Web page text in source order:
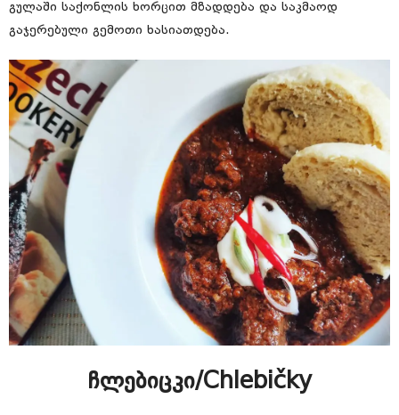
გულაში საქონლის ხორცით მზადდება და საკმაოდ
გაჯერებული გემოთი ხასიათდება.
ჩლებიცკი/Chlebičky